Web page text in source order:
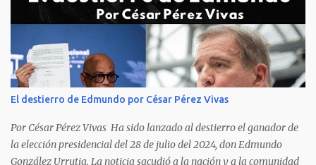
responsables para restituir la confianza de los ciudadanos hacia
las instituciones. El desmoronamiento moral de la sociedad va a
repercutir en la de los gobernantes, a quienes los devorará la
soledad. Un soplo de aliento fresco es la solicitud en la calle. La
relación sólida entre gobernantes y gobernados se construye con
base a la comunicación y la transparencia en las actuaciones. El
gobernante que pretenda una oposición a su medida obtendrá
como resultado el fracaso de la gestión gubernamental. Restringir
el acceso a la información, es n...
El destierro de Edmundo por César Pérez Vivas
Por César Pérez Vivas Ha sido lanzado al destierro el ganador de
la elección presidencial del 28 de julio del 2024, don Edmundo
González Urrutia. La noticia sacudió a la nación y a la comunidad